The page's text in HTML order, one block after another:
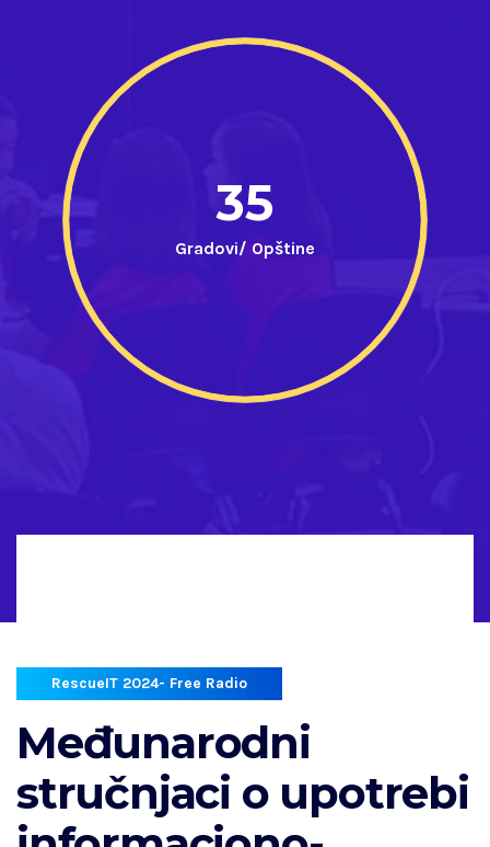
35
Gradovi/ Opštine
RescueIT 2024- Free Radio
Međunarodni
stručnjaci o upotrebi